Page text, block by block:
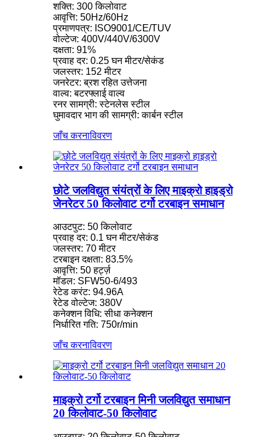
शक्ति: 300 किलोवाट
आवृत्ति: 50Hz/60Hz
प्रमाणपत्र: ISO9001/CE/TUV
वोल्टेज: 400V/440V/6300V
दक्षता: 91%
प्रवाह दर: 0.25 घन मीटर/सेकंड
जलस्तर: 152 मीटर
जनरेटर: ब्रश रहित उत्तेजना
वाल्व: बटरफ्लाई वाल्व
रनर सामग्री: स्टेनलेस स्टील
घुमावदार भाग की सामग्री: कार्बन स्टील
जाँच करनाविवरण
छोटे जलविद्युत संयंत्रों के लिए माइक्रो हाइड्रो
जेनरेटर 50 किलोवाट टर्गो टरबाइन समाधान
आउटपुट: 50 किलोवाट
प्रवाह दर: 0.1 घन मीटर/सेकंड
जलस्तर: 70 मीटर
टरबाइन दक्षता: 83.5%
आवृत्ति: 50 हर्ट्ज़
मॉडल: SFW50-6/493
रेटेड करंट: 94.96A
रेटेड वोल्टेज: 380V
कनेक्शन विधि: सीधा कनेक्शन
निर्धारित गति: 750r/min
जाँच करनाविवरण
माइक्रो टर्गो टरबाइन मिनी जलविद्युत समाधान
20 किलोवाट-50 किलोवाट